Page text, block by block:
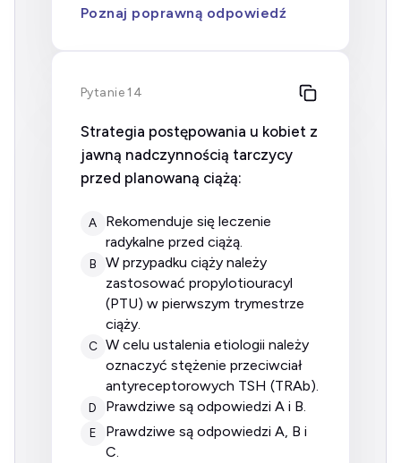
Poznaj poprawną odpowiedź
Pytanie 14
Strategia postępowania u kobiet z
jawną nadczynnością tarczycy
przed planowaną ciążą:
A
rekomenduje się leczenie
radykalne przed ciążą.
B
w przypadku ciąży należy
zastosować propylotiouracyl
(PTU) w pierwszym trymestrze
ciąży.
C w celu ustalenia etiologii należy
oznaczyć stężenie przeciwciał
antyreceptorowych TSH (TRAb).
D prawdziwe są odpowiedzi A i B.
E
prawdziwe są odpowiedzi A, B i
C.